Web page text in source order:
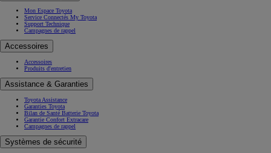
Mon Espace Toyota
Service Connectés My Toyota
Support Technique
Campagnes de rappel
Accessoires
Accessoires
Produits d'entretien
Assistance & Garanties
Toyota Assistance
Garanties Toyota
Bilan de Santé Batterie Toyota
Garantie Confort Extracare
Campagnes de rappel
Systèmes de sécurité